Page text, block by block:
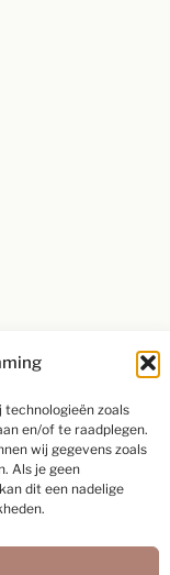
technologieën zoals
en/of te raadplegen.
wij gegevens zoals
Als je geen
dit een nadelige
klanten via